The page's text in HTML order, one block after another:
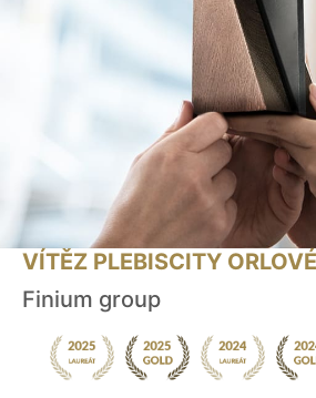
VÍTĚZ PLEBISCITY ORLOVÉ
Finium group